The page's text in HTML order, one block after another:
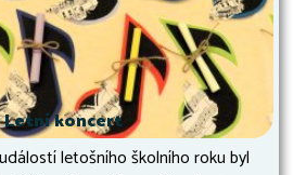
Letní koncert
letošního školního roku byl